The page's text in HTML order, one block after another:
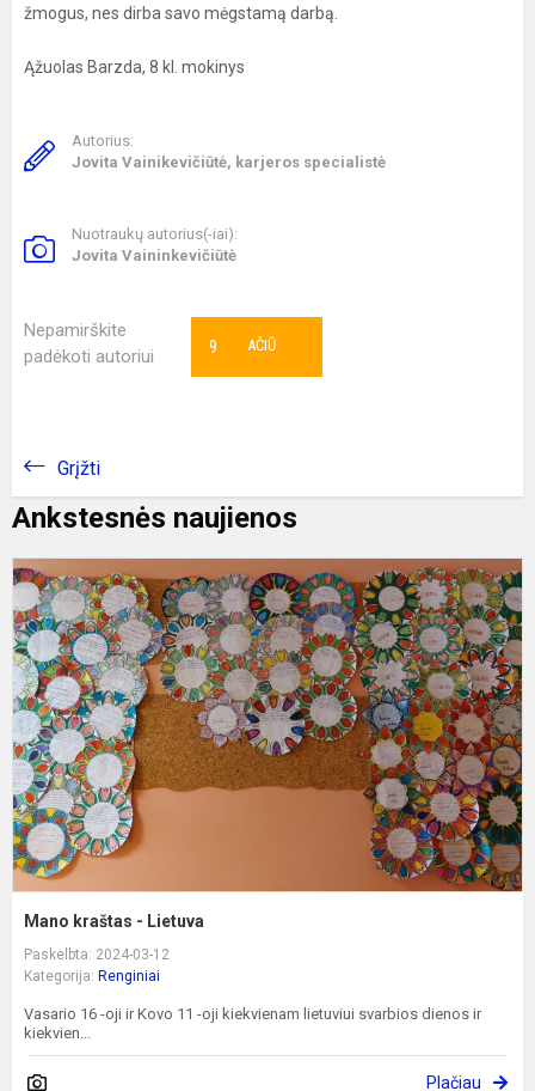
žmogus, nes dirba savo mėgstamą darbą.
Ąžuolas Barzda, 8 kl. mokinys
Autorius:
Jovita Vainikevičiūtė, karjeros specialistė
Nuotraukų autorius(-iai):
Jovita Vaininkevičiūtė
Nepamirškite
padėkoti autoriui
AČIŪ
9
Grįžti
Ankstesnės naujienos
Mano kraštas - Lietuva
Paskelbta: 2024-03-12
Kategorija: Renginiai
Vasario 16 -oji ir Kovo 11 -oji kiekvienam lietuviui svarbios dienos ir
kiekvien...
Plačiau